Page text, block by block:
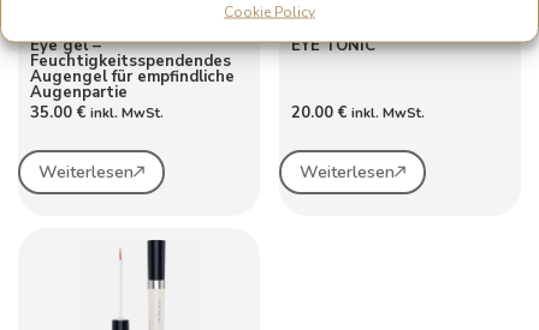
Cookie Policy
Eye gel –
Feuchtigkeitsspendendes
Augengel für empfindliche
Augenpartie
35.00 € inkl. MwSt.
Weiterlesen
EYE TONIC
20.00€ inkl. MwSt.
Weiterlesen